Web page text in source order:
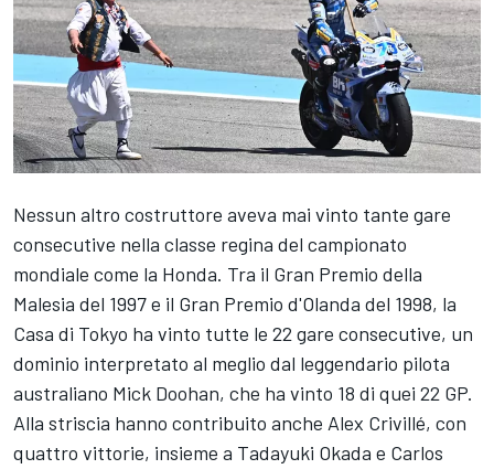
Nessun altro costruttore aveva mai vinto tante gare
consecutive nella classe regina del campionato
mondiale come la Honda. Tra il Gran Premio della
Malesia del 1997 e il Gran Premio d'Olanda del 1998, la
Casa di Tokyo ha vinto tutte le 22 gare consecutive, un
dominio interpretato al meglio dal leggendario pilota
australiano Mick Doohan, che ha vinto 18 di quei 22 GP.
Alla striscia hanno contribuito anche Alex Crivillé, con
quattro vittorie, insieme a Tadayuki Okada e Carlos